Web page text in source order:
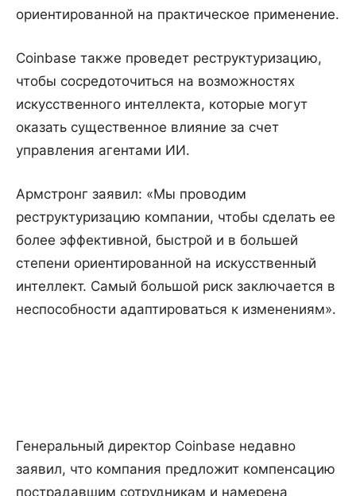
ориентированной на практическое применение.
Coinbase также проведет реструктуризацию,
чтобы сосредоточиться на возможностях
искусственного интеллекта, которые могут
оказать существенное влияние за счет
управления агентами ИИ.
Армстронг заявил: «Мы проводим
реструктуризацию компании, чтобы сделать ее
более эффективной, быстрой и в большей
степени ориентированной на искусственный
интеллект. Самый большой риск заключается в
неспособности адаптироваться к изменениям».
Генеральный директор Coinbase недавно
заявил, что компания предложит компенсацию
пострадавшим сотрудникам и намерена